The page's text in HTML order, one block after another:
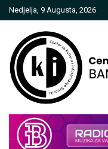
Skip
to
Nedjelja, 9 Augusta, 2026
Centar za
Banovići